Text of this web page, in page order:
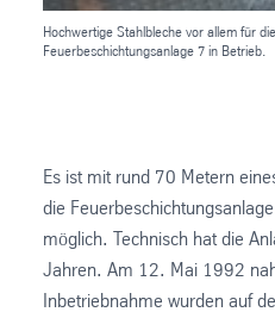
Hochwertige Stahlbleche vor allem für
Feuerbeschichtungsanlage 7 in Betrieb.
Es ist mit rund 70 Metern
die
möglich. Technisch hat die
Jahren. Am 12. Mai 1992
Inbetriebnahme wurden auf